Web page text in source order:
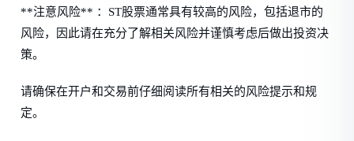
**注意风险** ：ST股票通常具有较高的风险，包括退市的
风险，因此请在充分了解相关风险并谨慎考虑后做出投资决
策。
请确保在开户和交易前仔细阅读所有相关的风险提示和规
定。